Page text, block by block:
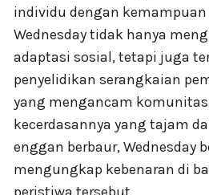
individu dengan kemampuan
Wednesday tidak hanya
adaptasi sosial, tetapi juga
penyelidikan serangkaian
yang mengancam
kecerdasannya yang tajam
enggan berbaur, Wednesday
mengungkap kebenaran di
peristiwa tersebut.